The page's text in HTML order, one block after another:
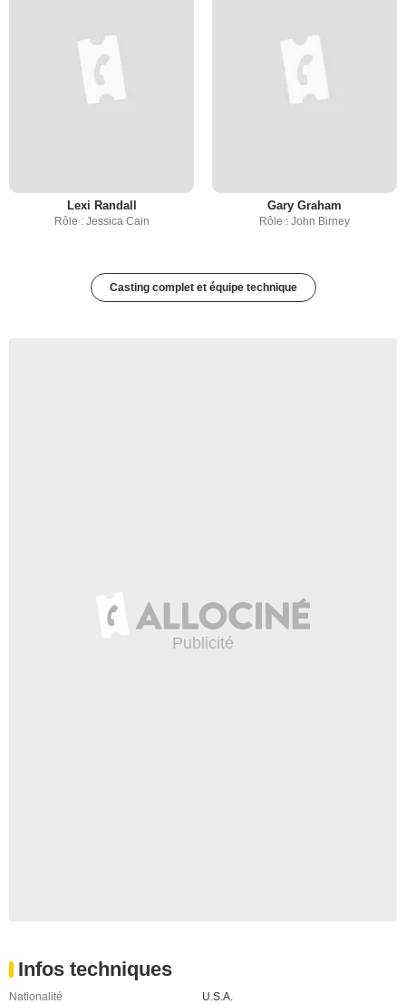
Lexi Randall
Rôle : Jessica Cain
Gary Graham
Rôle : John Birney
Casting complet et équipe technique
Infos techniques
Nationalité
U.S.A.